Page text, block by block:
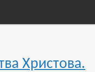
Христова.